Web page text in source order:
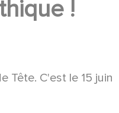
!
C'est le 15